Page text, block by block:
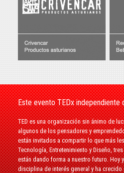
Este evento TEDx independiente
TED es una organización sin ánimo de
algunos de los pensadores y
están invitados a compartir lo que más
Tecnología, Entretenimiento y Diseño,
están dando forma a nuestro futuro. Hoy
disciplina de interés general y ha